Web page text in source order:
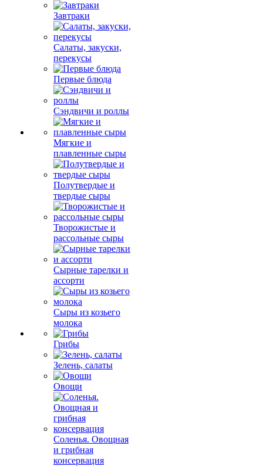
Завтраки
Салаты, закуски,
перекусы
Первые блюда
Сэндвичи и роллы
Мягкие и
плавленные сыры
Полутвердые и
твердые сыры
Творожистые и
рассольные сыры
Сырные тарелки и
ассорти
Сыры из козьего
молока
Грибы
Зелень, салаты
Овощи
Соленья. Овощная
и грибная
консервация